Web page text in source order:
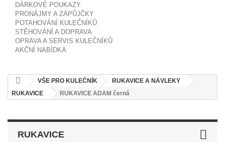
DÁRKOVÉ POUKAZY
PRONÁJMY A ZÁPŮJČKY
POTAHOVÁNÍ KULEČNÍKŮ
STĚHOVÁNÍ A DOPRAVA
OPRAVA A SERVIS KULEČNÍKŮ
AKČNÍ NABÍDKA
VŠE PRO KULEČNÍK
RUKAVICE A NÁVLEKY
RUKAVICE
RUKAVICE ADAM černá
RUKAVICE